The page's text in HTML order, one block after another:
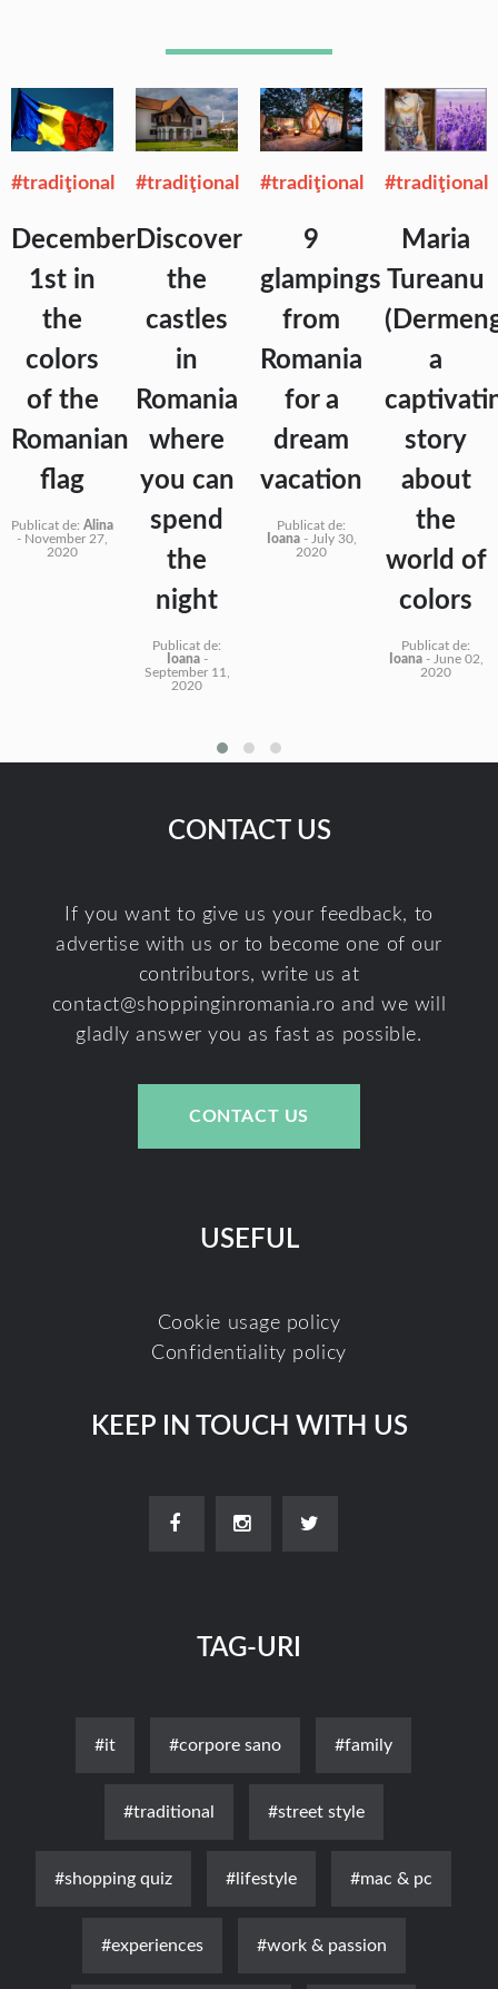
#tradiţional
December
1st in
the
colors
of the
Romanian
flag
Publicat de: Alina
- November 27,
2020
#tradiţional
Discover
the
castles
in
Romania
where
you can
spend
the
night
Publicat de:
Ioana-
September 11,
2020
#tradiţional
9
glampings
from
Romania
for a
dream
vacation
Publicat de:
Ioana- July 30,
2020
#tradiţional
Maria
Tureanu
a
story
about
the
world of
colors
Publicat de:
Ioana- June 02,
2020
CONTACT US
If you want to give us your feedback, to
advertise with us or to become one of our
contributors, write us at
contact@shoppinginromania.ro and we will
gladly answer you as fast as possible.
CONTACT US
USEFUL
Cookie usage policy
Confidentiality policy
KEEP IN TOUCH WITH US
TAG-URI
#it #corpore sano #family
#traditional #street style
#shopping quiz #lifestyle #mac & pc
#experiences #work & passion